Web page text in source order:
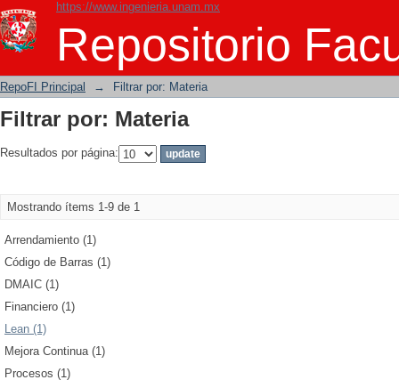
https://www.ingenieria.unam.mx
Repositorio
Filtrar por: Materia
RepoFI Principal → Filtrar por: Materia
Filtrar por: Materia
Resultados por página:
Mostrando ítems 1-9 de 1
Arrendamiento (1)
Código de Barras (1)
DMAIC (1)
Financiero (1)
Lean (1)
Mejora Continua (1)
Procesos (1)